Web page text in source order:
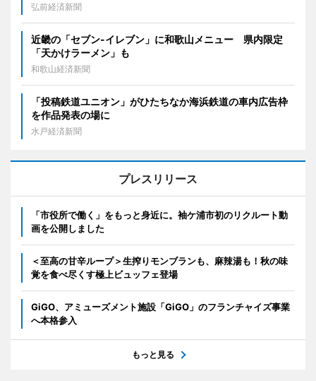
弘前経済新聞
近畿の「セブン-イレブン」に和歌山メニュー 県内限定
「天かけラーメン」も
和歌山経済新聞
「投稿鉄道ユニオン」がひたちなか海浜鉄道の車内広告枠
を作品発表の場に
水戸経済新聞
プレスリリース
「市役所で働く」をもっと身近に。袖ケ浦市初のリクルート動
画を公開しました
＜至高の甘辛ループ＞生搾りモンブランも、麻辣湯も！秋の味
覚を食べ尽くす極上ビュッフェ登場
GiGO、アミューズメント施設「GiGO」のフランチャイズ事業
へ本格参入
もっと見る